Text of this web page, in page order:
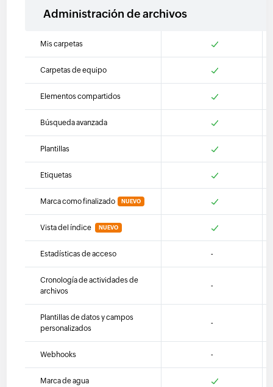
Administración de archivos
Mis carpetas
Carpetas de equipo
Elementos compartidos
Búsqueda avanzada
Plantillas
Etiquetas
Marca como finalizado NUEVO
Vista del índice NUEVO
Estadísticas de acceso -
Cronología de actividades de
archivos
-
Plantillas de datos y campos
personalizados
-
Webhooks -
Marca de agua